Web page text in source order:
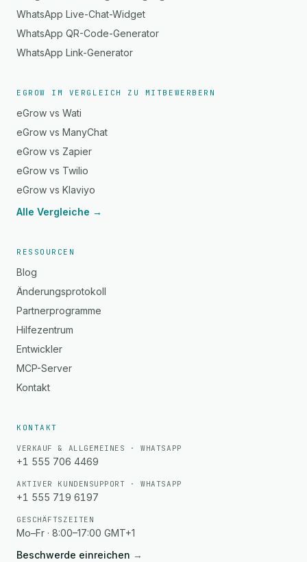
WhatsApp Live-Chat-Widget
WhatsApp QR-Code-Generator
WhatsApp Link-Generator
EGROW IM VERGLEICH ZU MITBEWERBERN
eGrow vs Wati
eGrow vs ManyChat
eGrow vs Zapier
eGrow vs Twilio
eGrow vs Klaviyo
Alle Vergleiche →
RESSOURCEN
Blog
Änderungsprotokoll
Partnerprogramme
Hilfezentrum
Entwickler
MCP-Server
Kontakt
KONTAKT
VERKAUF & ALLGEMEINES · WHATSAPP
+1 555 706 4469
AKTIVER KUNDENSUPPORT · WHATSAPP
+1 555 719 6197
GESCHÄFTSZEITEN
Mo–Fr · 8:00–17:00 GMT+1
Beschwerde einreichen →